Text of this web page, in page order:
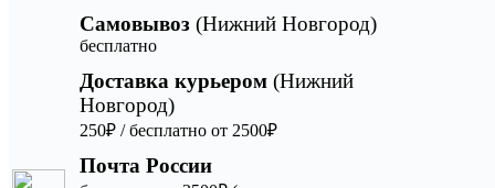
Самовывоз (Нижний Новгород)
бесплатно
Доставка курьером (Нижний
Новгород)
250₽ / бесплатно от 2500₽
Почта России